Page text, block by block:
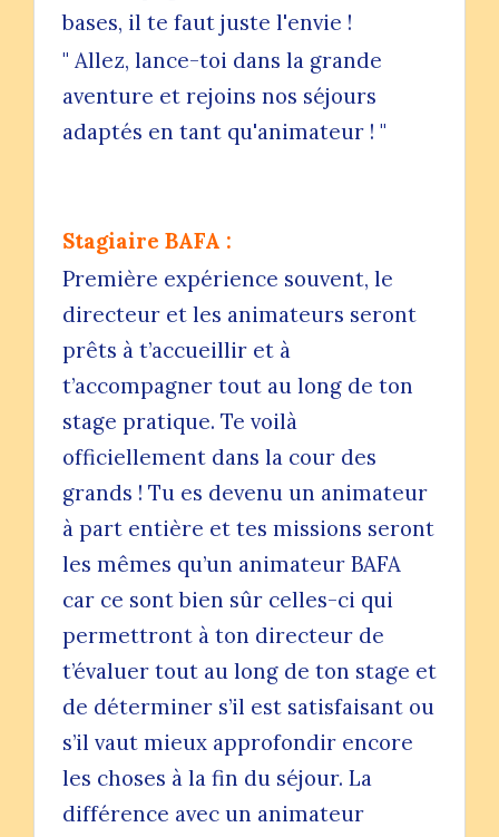
bases, il te faut juste l'envie !
" Allez, lance-toi dans la grande
aventure et rejoins nos séjours
adaptés en tant qu'animateur ! "
Stagiaire BAFA :
Première expérience souvent, le
directeur et les animateurs seront
prêts à t’accueillir et à
t’accompagner tout au long de ton
stage pratique. Te voilà
officiellement dans la cour des
grands ! Tu es devenu un animateur
à part entière et tes missions seront
les mêmes qu’un animateur BAFA
car ce sont bien sûr celles-ci qui
permettront à ton directeur de
t’évaluer tout au long de ton stage et
de déterminer s’il est satisfaisant ou
s’il vaut mieux approfondir encore
les choses à la fin du séjour. La
différence avec un animateur